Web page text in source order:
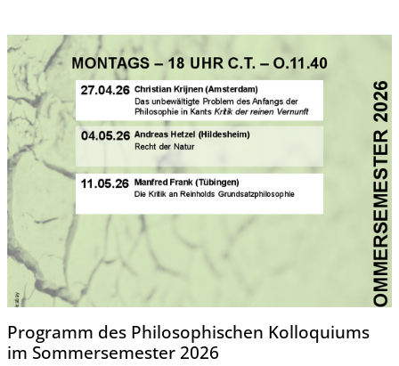
Programm des Philosophischen Kolloquiums
im Sommersemester 2026